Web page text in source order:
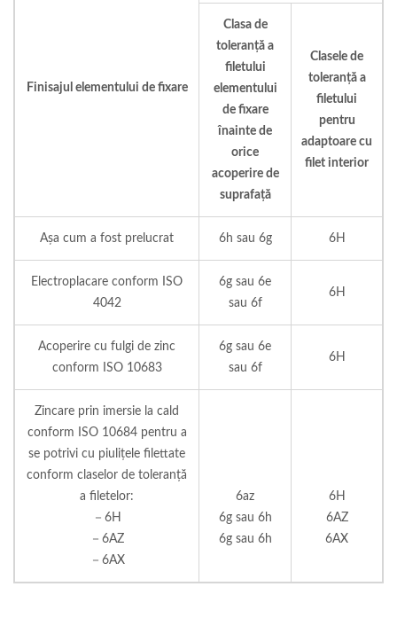
Finisajul elementului de fixare
Clasa de
toleranță a
filetului
elementului
de fixare
înainte de
orice
acoperire de
suprafață
Clasele de
toleranță a
filetului
pentru
adaptoare cu
filet interior
Așa cum a fost prelucrat 6h sau 6g 6H
Electroplacare conform ISO
4042
6g sau 6e
sau 6f
6H
Acoperire cu fulgi de zinc
conform ISO 10683
6g sau 6e
sau 6f
6H
Zincare prin imersie la cald
conform ISO 10684 pentru a
se potrivi cu piulițele filettate
conform claselor de toleranță
a filetelor:
－6H
－6AZ
－6AX
6az
6g sau 6h
6g sau 6h
6H
6AZ
6AX